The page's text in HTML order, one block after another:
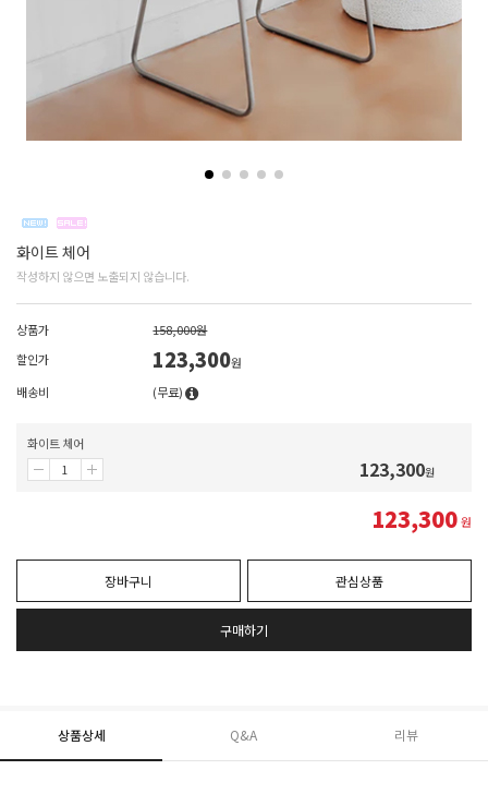
화이트 체어
작성하지 않으면 노출되지 않습니다.
상품가
158,000원
할인가
123,300원
배송비
(무료)
화이트 체어
123,300원
123,300원
장바구니 관심상품
구매하기
상품상세 Q&A 리뷰